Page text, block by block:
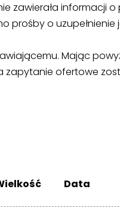
zawierała informacji
prośby o uzupełnienie
Mając
zapytanie ofertowe
Data